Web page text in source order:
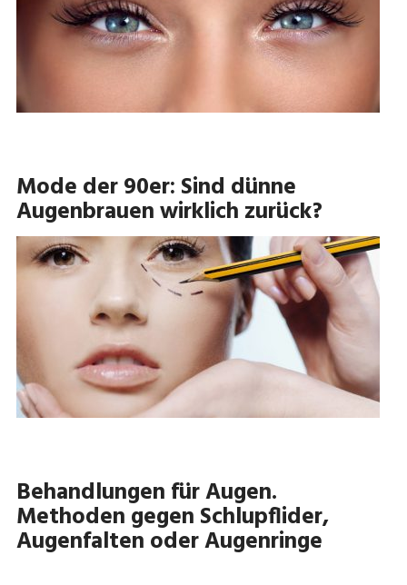
Mode der 90er: Sind dünne
Augenbrauen wirklich zurück?
Behandlungen für Augen.
Methoden gegen Schlupflider,
Augenfalten oder Augenringe